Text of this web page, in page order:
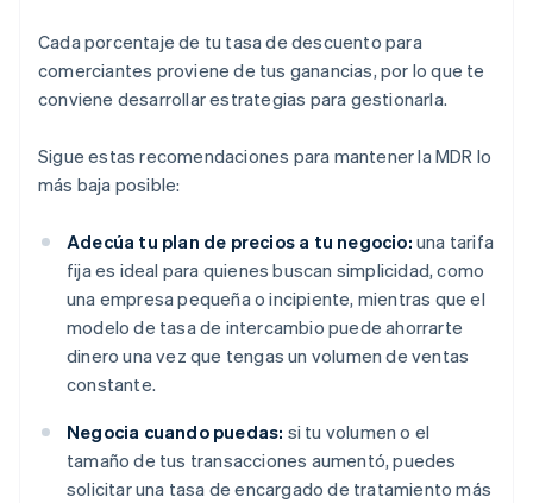
Cada porcentaje de tu tasa de descuento para
comerciantes proviene de tus ganancias, por lo que te
conviene desarrollar estrategias para gestionarla.
Sigue estas recomendaciones para mantener la MDR lo
más baja posible:
Adecúa tu plan de precios a tu negocio: una tarifa
fija es ideal para quienes buscan simplicidad, como
una empresa pequeña o incipiente, mientras que el
modelo de tasa de intercambio puede ahorrarte
dinero una vez que tengas un volumen de ventas
constante.
Negocia cuando puedas: si tu volumen o el
tamaño de tus transacciones aumentó, puedes
solicitar una tasa de encargado de tratamiento más